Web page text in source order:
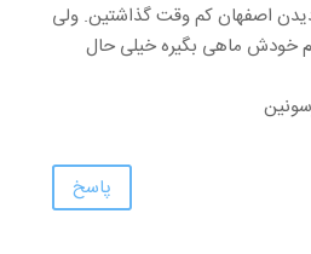
اصفهان کم وقت گذاشتین. ولی
خودش ماهی بگیره خیلی حال
پاسخ